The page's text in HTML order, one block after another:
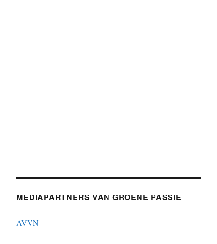
MEDIAPARTNERS VAN GROENE PASSIE
AVVN